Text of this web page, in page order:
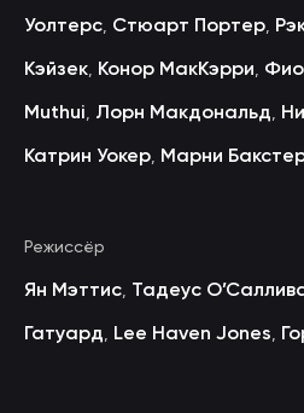
Уолтерс Стюарт Портер
Кэйзек Конор МакКэрри
Muthui Лорн Макдональд
Катрин Уокер Марни
Режиссёр
Ян Мэттис Тадеус
Гатуард Lee Haven Jones